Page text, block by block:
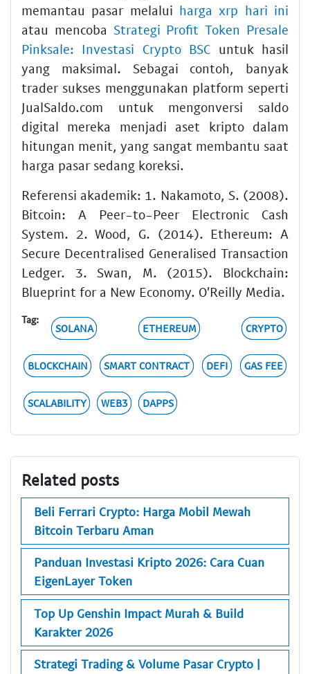
memantau pasar melalui harga xrp hari ini
atau mencoba Strategi Profit Token Presale
Pinksale: Investasi Crypto BSC untuk hasil
yang maksimal. Sebagai contoh, banyak
trader sukses menggunakan platform seperti
JualSaldo.com untuk mengonversi saldo
digital mereka menjadi aset kripto dalam
hitungan menit, yang sangat membantu saat
harga pasar sedang koreksi.
Referensi akademik: 1. Nakamoto, S. (2008).
Bitcoin: A Peer-to-Peer Electronic Cash
System. 2. Wood, G. (2014). Ethereum: A
Secure Decentralised Generalised Transaction
Ledger. 3. Swan, M. (2015). Blockchain:
Blueprint for a New Economy. O'Reilly Media.
Tag:
SOLANA ETHEREUM CRYPTO
BLOCKCHAIN SMART CONTRACT DEFI GAS FEE
SCALABILITY WEB3 DAPPS
Related posts
Beli Ferrari Crypto: Harga Mobil Mewah
Bitcoin Terbaru Aman
Panduan Investasi Kripto 2026: Cara Cuan
EigenLayer Token
Top Up Genshin Impact Murah & Build
Karakter 2026
Strategi Trading & Volume Pasar Crypto |